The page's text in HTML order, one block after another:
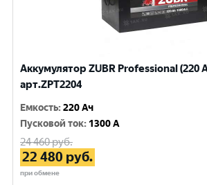
Аккумулятор ZUBR Professional (220
арт.ZPT2204
Емкость:220 Ач
Пусковой ток: 1300 A
24 460руб.
22 480 руб.
при обмене